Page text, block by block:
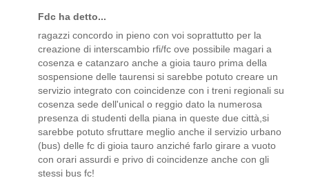
Fdc ha detto...
ragazzi concordo in pieno con voi soprattutto per la
creazione di interscambio rfi/fc ove possibile magari a
cosenza e catanzaro anche a gioia tauro prima della
sospensione delle taurensi si sarebbe potuto creare un
servizio integrato con coincidenze con i treni regionali su
cosenza sede dell'unical o reggio dato la numerosa
presenza di studenti della piana in queste due città,si
sarebbe potuto sfruttare meglio anche il servizio urbano
(bus) delle fc di gioia tauro anziché farlo girare a vuoto
con orari assurdi e privo di coincidenze anche con gli
stessi bus fc!